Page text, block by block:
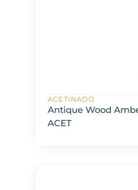
ACETINADO
Antique Wood
ACET